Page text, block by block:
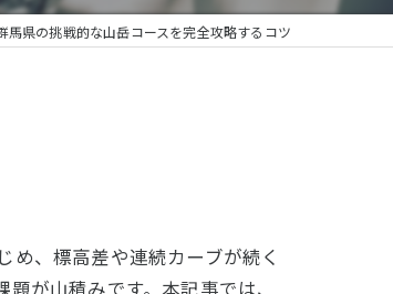
馬県の挑戦的な山岳コースを完全攻略するコツ
、標高差や連続カーブが続く
が山積みです。本記事では、